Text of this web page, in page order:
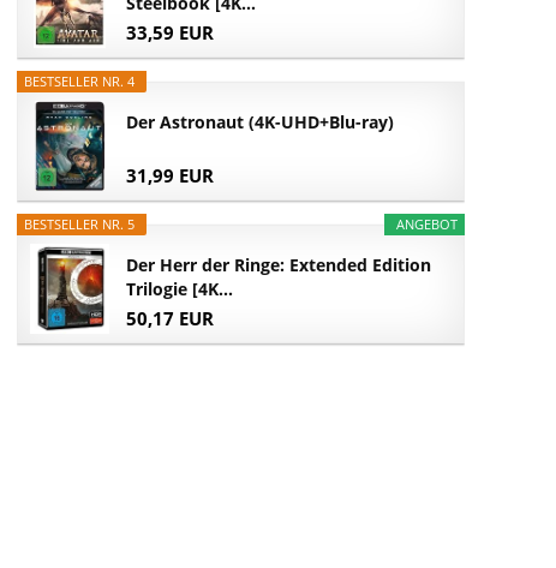
33,59 EUR
BESTSELLER NR. 4
Der Astronaut (4K-UHD+Blu-ray)
31,99 EUR
ANGEBOT
BESTSELLER NR. 5
Der Herr der Ringe: Extended Edition
Trilogie [4K...
50,17 EUR